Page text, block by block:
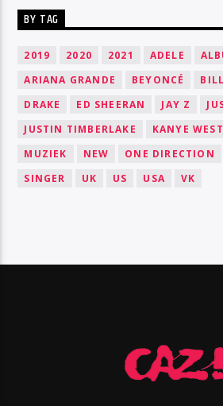
BY TAG
2019 2020 2021 ADELE
ARIANA GRANDE
BEYONCÉ
DRAKE
ED SHEERAN JAY Z
JUSTIN TIMBERLAKE
KANYE WEST
MUZIEK
NEW ONE DIRECTION
SINGER
UK US USA VK